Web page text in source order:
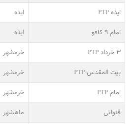
ایذه PTP
ایذه
امام ۹ کافو
ایذه
۳ خرداد PTP
خرمشهر
بیت المقدس PTP
خرمشهر
امام PTP
خرمشهر
قنواتی
ماهشهر